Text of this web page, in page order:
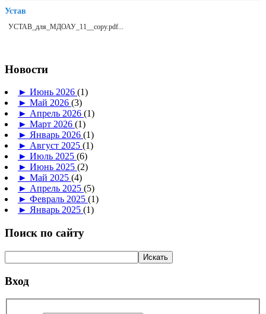
Устав
УСТАВ_для_МДОАУ_11__copy.pdf...
Новости
► Июнь 2026 (1)
► Май 2026 (3)
► Апрель 2026 (1)
► Март 2026 (1)
► Январь 2026 (1)
► Август 2025 (1)
► Июль 2025 (6)
► Июнь 2025 (2)
► Май 2025 (4)
► Апрель 2025 (5)
► Февраль 2025 (1)
► Январь 2025 (1)
Поиск по сайту
Вход